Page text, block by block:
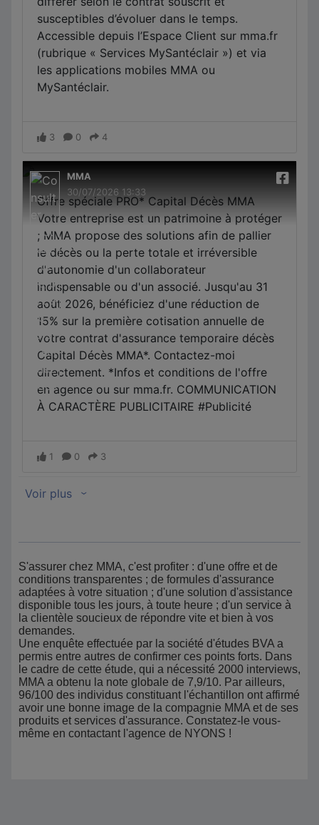
S'assurer chez MMA, c'est profiter : d'une offre et de
conditions transparentes ; de formules d'assurance
adaptées à votre situation ; d'une solution d'assistance
disponible tous les jours, à toute heure ; d'un service à
la clientèle soucieux de répondre vite et bien à vos
demandes.
Une enquête effectuée par la société d'études BVA a
permis entre autres de confirmer ces points forts. Dans
le cadre de cette étude, qui a nécessité 2000 interviews,
MMA a obtenu la note globale de 7,9/10. Par ailleurs,
96/100 des individus constituant l'échantillon ont affirmé
avoir une bonne image de la compagnie MMA et de ses
produits et services d'assurance. Constatez-le vous-
même en contactant l'agence de NYONS !